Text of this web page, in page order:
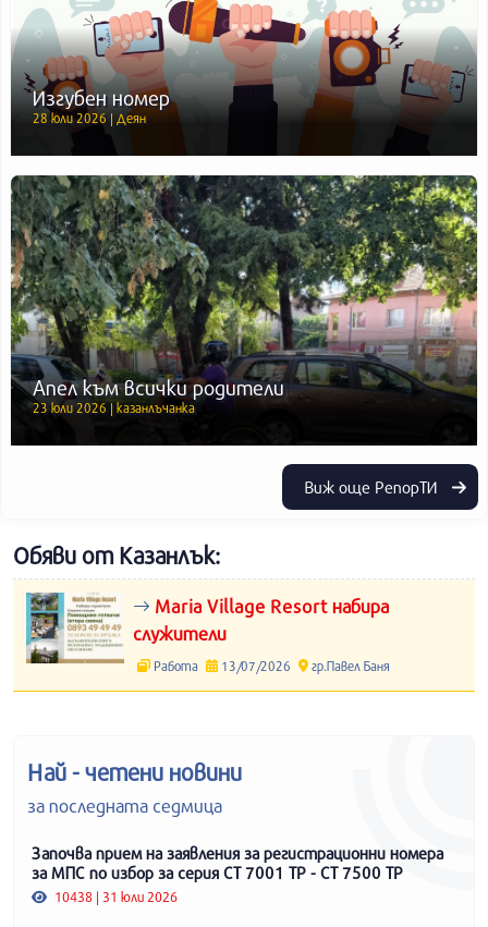
Изгубен номер
28 юли 2026 | Деян
Апел към всички родители
23 юли 2026 | казанлъчанка
Виж още РепорТИ
Обяви от Казанлък:
Maria Village Resort набира
служители
Работа 13/07/2026 гр.Павел Баня
Най - четени новини
за последната седмица
Започва прием на заявления за регистрационни номера
за МПС по избор за серия СТ 7001 ТР - СТ 7500 ТР
10438 | 31 юли 2026